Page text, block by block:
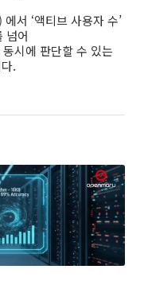
서 ‘액티브 사용자 수’
넘어
시에 판단할 수 있는
.